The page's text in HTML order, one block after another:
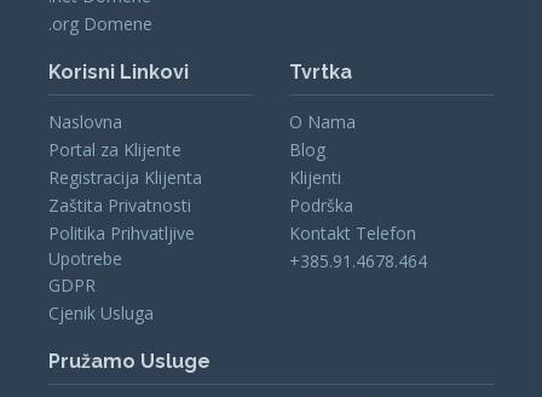
Pružamo Usluge
.org Domene
Korisni Linkovi
Naslovna
Portal za Klijente
Registracija Klijenta
Zaštita Privatnosti
Politika Prihvatljive
Upotrebe
GDPR
Cjenik Usluga
Tvrtka
O Nama
Blog
Klijenti
Podrška
Kontakt Telefon
+385.91.4678.464